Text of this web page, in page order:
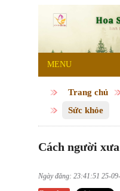
MENU
Trang chủ
Sức khỏe
Cách người
Ngày đăng: 23:41:51 25-